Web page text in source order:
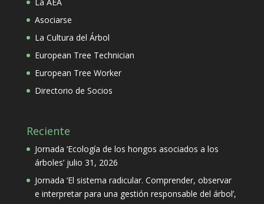
Asociarse
La Cultura del Árbol
European Tree Technician
European Tree Worker
Directorio de Socios
Reciente
Jornada ‘Ecología de los hongos asociados a los
árboles’ julio 31, 2026
Jornada ‘El sistema radicular. Comprender, observar
e interpretar para una gestión responsable del árbol’,